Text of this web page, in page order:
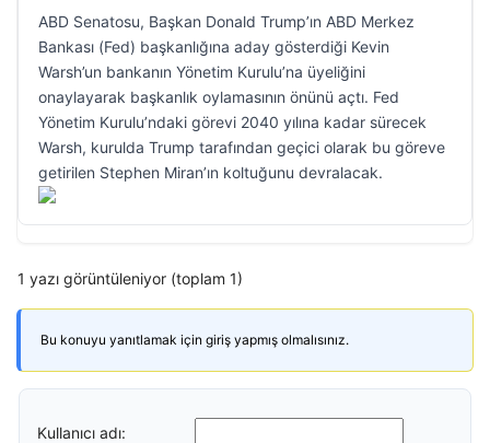
ABD Senatosu, Başkan Donald Trump’ın ABD Merkez
Bankası (Fed) başkanlığına aday gösterdiği Kevin
Warsh’un bankanın Yönetim Kurulu’na üyeliğini
onaylayarak başkanlık oylamasının önünü açtı. Fed
Yönetim Kurulu’ndaki görevi 2040 yılına kadar sürecek
Warsh, kurulda Trump tarafından geçici olarak bu göreve
getirilen Stephen Miran’ın koltuğunu devralacak.
1 yazı görüntüleniyor (toplam 1)
Bu konuyu yanıtlamak için giriş yapmış olmalısınız.
Kullanıcı adı: